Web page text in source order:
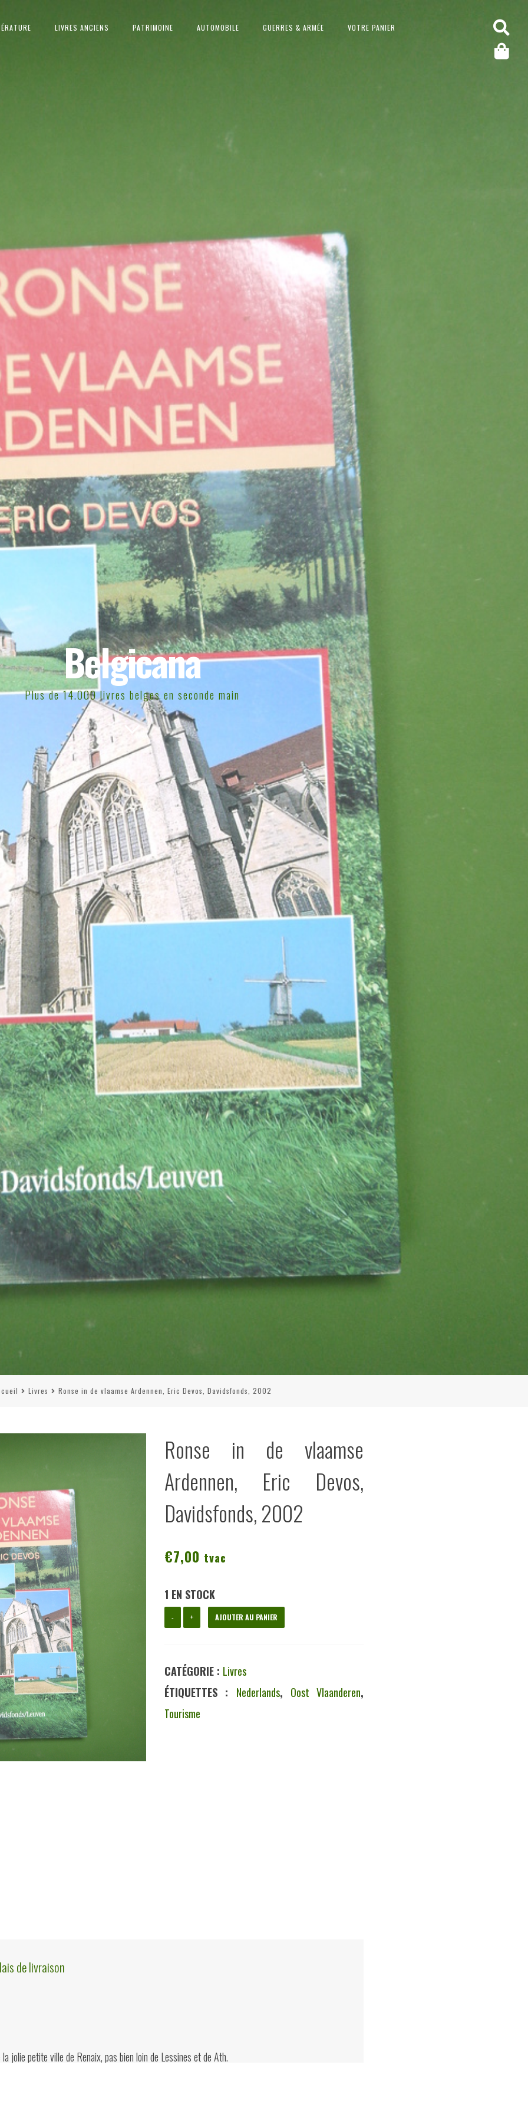
Belgicana
Plus de 14.000 livres belges en seconde main
LIVRES ANCIENS PATRIMOINE AUTOMOBILE GUERRES & ARMÉE VOTRE PANIER
Livres Ronse in de vlaamse Ardennen, Eric Devos, Davidsfonds, 2002
Ronse in de vlaamse
Ardennen, Eric Devos,
Davidsfonds, 2002
€7,00 tvac
1 EN STOCK
-
quantité
in
de
vlaamse
+ AJOUTER AU PANIER
CATÉGORIE : Livres
ÉTIQUETTES : Nederlands, Oost Vlaanderen,
Tourisme
de livraison
jolie petite ville de Renaix, pas bien loin de Lessines et de Ath.